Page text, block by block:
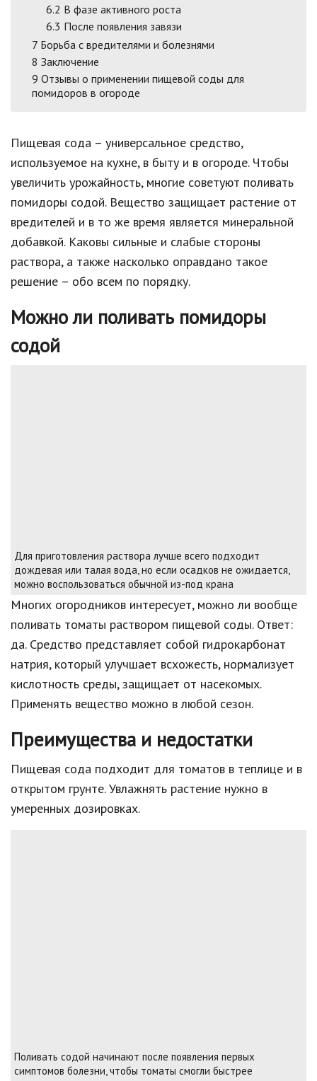
6.2 В фазе активного роста
6.3 После появления завязи
7 Борьба с вредителями и болезнями
8 Заключение
9 Отзывы о применении пищевой соды для
помидоров в огороде
Пищевая сода – универсальное средство,
используемое на кухне, в быту и в огороде. Чтобы
увеличить урожайность, многие советуют поливать
помидоры содой. Вещество защищает растение от
вредителей и в то же время является минеральной
добавкой. Каковы сильные и слабые стороны
раствора, а также насколько оправдано такое
решение – обо всем по порядку.
Можно ли поливать помидоры
содой
Для приготовления раствора лучше всего подходит
дождевая или талая вода, но если осадков не ожидается,
можно воспользоваться обычной из-под крана
Многих огородников интересует, можно ли вообще
поливать томаты раствором пищевой соды. Ответ:
да. Средство представляет собой гидрокарбонат
натрия, который улучшает всхожесть, нормализует
кислотность среды, защищает от насекомых.
Применять вещество можно в любой сезон.
Преимущества и недостатки
Пищевая сода подходит для томатов в теплице и в
открытом грунте. Увлажнять растение нужно в
умеренных дозировках.
Поливать содой начинают после появления первых
симптомов болезни, чтобы томаты смогли быстрее